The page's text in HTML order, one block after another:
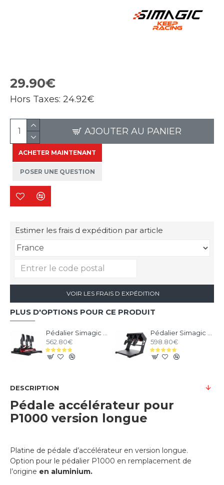
29.90€
Hors Taxes: 24.92€
AJOUTER AU PANIER
ACHETER MAINTENANT
POSER UNE QUESTION
Estimer les frais d expédition par article
VOIR LES FRAIS D EXPÉDITION
PLUS D'OPTIONS POUR CE PRODUIT
562.80€
598.80€
DESCRIPTION
Pédale accélérateur pour
P1000 version longue
Platine de pédale d’accélérateur en version longue.
Option pour le pédalier P1000 en remplacement de
l’origine en aluminium.